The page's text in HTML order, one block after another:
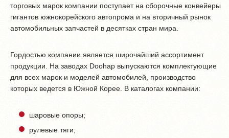
торговых марок компании поступает на сборочные конвейеры
гигантов южнокорейского автопрома и на вторичный рынок
автомобильных запчастей в десятках стран мира.
Гордостью компании является широчайший ассортимент
продукции. На заводах Dооhap выпускаются комплектующие
для всех марок и моделей автомобилей, производство
которых ведется в Южной Корее. В каталогах компании:
шаровые опоры;
рулевые тяги;